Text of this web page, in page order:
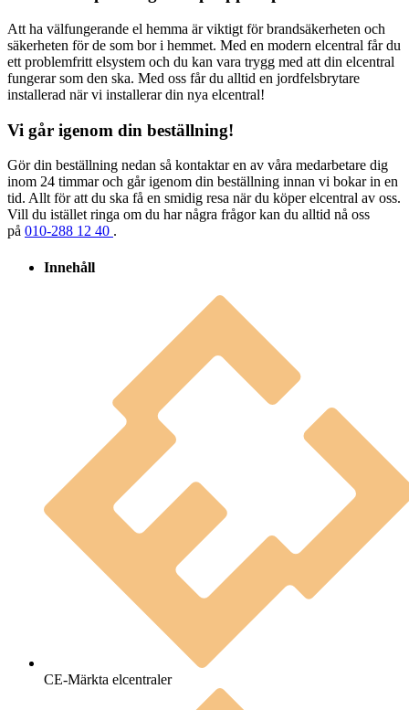
Att ha välfungerande el hemma är viktigt för brandsäkerheten och
säkerheten för de som bor i hemmet. Med en modern elcentral får du
ett problemfritt elsystem och du kan vara trygg med att din elcentral
fungerar som den ska. Med oss får du alltid en jordfelsbrytare
installerad när vi installerar din nya elcentral!
Vi går igenom din beställning!
Gör din beställning nedan så kontaktar en av våra medarbetare dig
inom 24 timmar och går igenom din beställning innan vi bokar in en
tid. Allt för att du ska få en smidig resa när du köper elcentral av oss.
Vill du istället ringa om du har några frågor kan du alltid nå oss
på 010-288 12 40 .
Innehåll
CE-Märkta elcentraler